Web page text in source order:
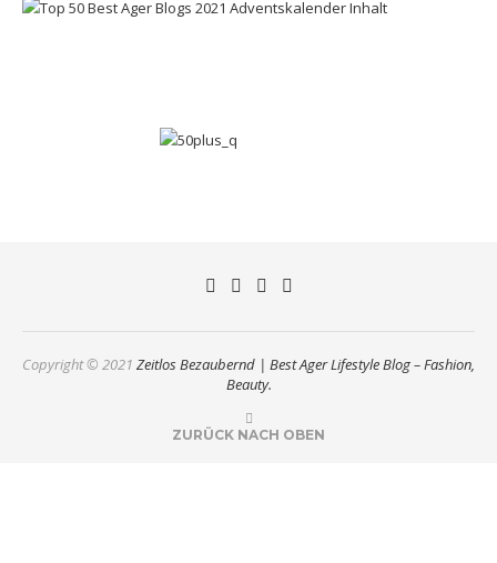
Copyright © 2021 Zeitlos Bezaubernd | Best Ager Lifestyle Blog – Fashion,
Beauty.
ZURÜCK NACH OBEN